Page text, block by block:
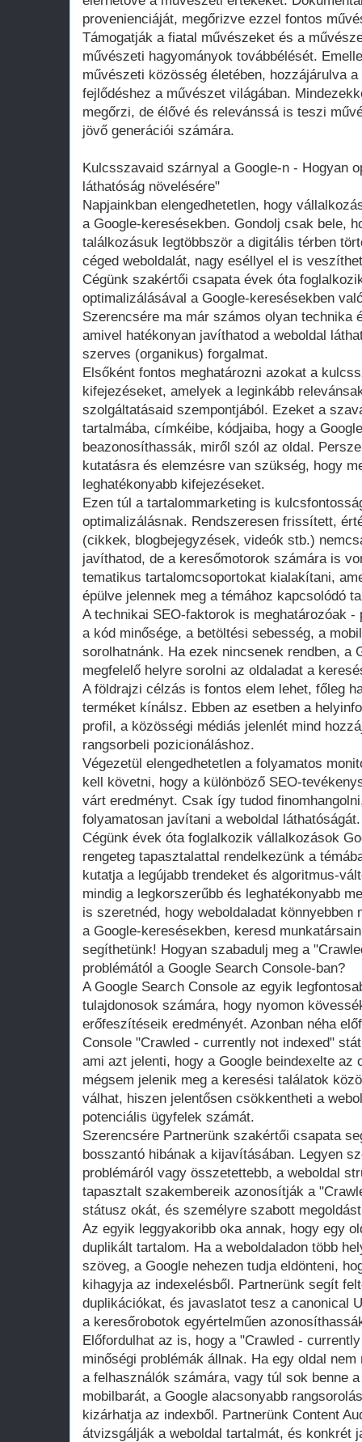
Kulcsszavaid szárnyal a Google-n - Hogyan
láthatóság növelésére"
Napjainkban elengedhetetlen, hogy
a Google-keresésekben. Gondolj csak bele,
találkozásuk legtöbbször a digitális térben
céged weboldalát, nagy eséllyel el is
Cégünk szakértői csapata évek óta
optimalizálásával a Google-keresésekben
Szerencsére ma már számos olyan technika
amivel hatékonyan javíthatod a weboldal
szerves (organikus) forgalmat.
Elsőként fontos meghatározni azokat a
kifejezéseket, amelyek a leginkább
szolgáltatásaid szempontjából. Ezeket a
tartalmába, címkéibe, kódjaiba, hogy a
beazonosíthassák, miről szól az oldal.
kutatásra és elemzésre van szükség, hogy
leghatékonyabb kifejezéseket.
Ezen túl a tartalommarketing is
optimalizálásnak. Rendszeresen frissített,
(cikkek, blogbejegyzések, videók stb.)
javíthatod, de a keresőmotorok számára is
tematikus tartalomcsoportokat kialakítani,
épülve jelennek meg a témához kapcsolódó
A technikai SEO-faktorok is meghatározóak -
a kód minősége, a betöltési sebesség, a
sorolhatnánk. Ha ezek nincsenek rendben, a
megfelelő helyre sorolni az oldaladat a
A földrajzi célzás is fontos elem lehet, főleg
terméket kínálsz. Ebben az esetben a
profil, a közösségi médiás jelenlét mind
rangsorbeli pozicionáláshoz.
Végezetül elengedhetetlen a folyamatos
kell követni, hogy a különböző SEO-
várt eredményt. Csak így tudod
folyamatosan javítani a weboldal láthatóságát.
Cégünk évek óta foglalkozik vállalkozások
rengeteg tapasztalattal rendelkezünk a
kutatja a legújabb trendeket és algoritmus-
mindig a legkorszerűbb és leghatékonyabb
is szeretnéd, hogy weboldaladat
a Google-keresésekben, keresd
segíthetünk! Hogyan szabadulj meg a
problémától a Google Search Console-ban?
A Google Search Console az egyik
tulajdonosok számára, hogy nyomon
erőfeszítéseik eredményét. Azonban néha
Console "Crawled - currently not indexed"
ami azt jelenti, hogy a Google beindexelte az
mégsem jelenik meg a keresési találatok
válhat, hiszen jelentősen csökkentheti a
potenciális ügyfelek számát.
Szerencsére Partnerünk szakértői csapata
bosszantó hibának a kijavításában. Legyen
problémáról vagy összetettebb, a weboldal
tapasztalt szakembereik azonosítják a
státusz okát, és személyre szabott
Az egyik leggyakoribb oka annak, hogy egy
duplikált tartalom. Ha a weboldaladon több
szöveg, a Google nehezen tudja eldönteni,
kihagyja az indexelésből. Partnerünk segít
duplikációkat, és javaslatot tesz a canonical
a keresőrobotok egyértelműen
Előfordulhat az is, hogy a "Crawled -
minőségi problémák állnak. Ha egy oldal
a felhasználók számára, vagy túl sok benne
mobilbarát, a Google alacsonyabb
kizárhatja az indexből. Partnerünk Content
átvizsgálják a weboldal tartalmát, és konkrét